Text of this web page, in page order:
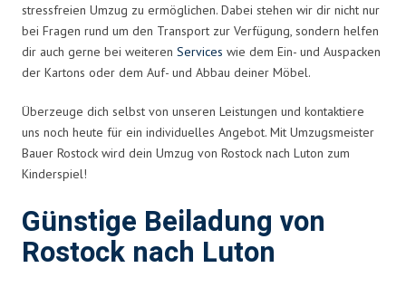
stressfreien Umzug zu ermöglichen. Dabei stehen wir dir nicht nur
bei Fragen rund um den Transport zur Verfügung, sondern helfen
dir auch gerne bei weiteren Services wie dem Ein- und Auspacken
der Kartons oder dem Auf- und Abbau deiner Möbel.
Überzeuge dich selbst von unseren Leistungen und kontaktiere
uns noch heute für ein individuelles Angebot. Mit Umzugsmeister
Bauer Rostock wird dein Umzug von Rostock nach Luton zum
Kinderspiel!
Günstige Beiladung von
Rostock nach Luton